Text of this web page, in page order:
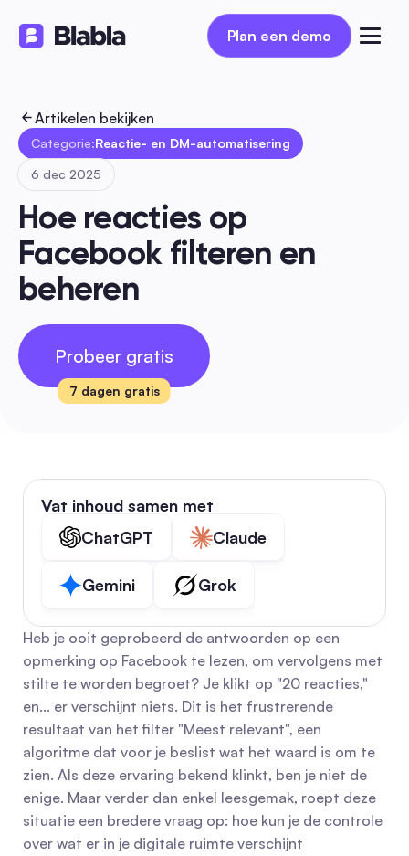
Plan een demo
Plan een demo
Artikelen bekijken
Categorie:Reactie- en DM-automatisering
6 dec 2025
Hoe reacties op
Facebook filteren en
beheren
Probeer gratis
7 dagen gratis
Vat inhoud samen met
ChatGPT
Claude
Gemini Grok
Heb je ooit geprobeerd de antwoorden op een
opmerking op Facebook te lezen, om vervolgens met
stilte te worden begroet? Je klikt op "20 reacties,"
en... er verschijnt niets. Dit is het frustrerende
resultaat van het filter "Meest relevant", een
algoritme dat voor je beslist wat het waard is om te
zien. Als deze ervaring bekend klinkt, ben je niet de
enige. Maar verder dan enkel leesgemak, roept deze
situatie een bredere vraag op: hoe kun je de controle
over wat er in je digitale ruimte verschijnt